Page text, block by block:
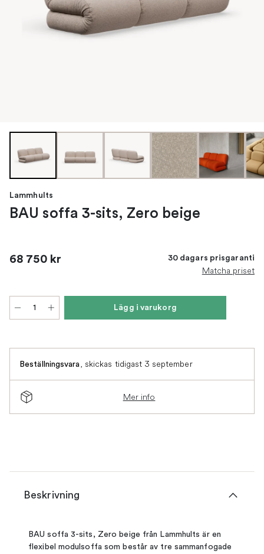
Lammhults
BAU soffa 3-sits, Zero beige
68 750 kr 30 dagars prisgaranti
Matcha priset
Lägg i varukorg
Beställningsvara, skickas tidigast 3 september
Mer info
Beskrivning
BAU soffa 3-sits, Zero beige från Lammhults är en
flexibel modulsoffa som består av tre sammanfogade